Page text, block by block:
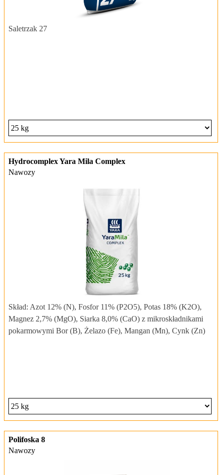
Saletrzak 27
Hydrocomplex Yara Mila Complex
Nawozy
Skład: Azot 12% (N), Fosfor 11% (P2O5), Potas 18% (K2O),
Magnez 2,7% (MgO), Siarka 8,0% (CaO) z mikroskładnikami
pokarmowymi Bor (B), Żelazo (Fe), Mangan (Mn), Cynk (Zn)
Polifoska 8
Nawozy